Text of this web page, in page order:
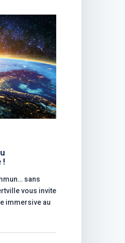
!
sans
vous invite
immersive au